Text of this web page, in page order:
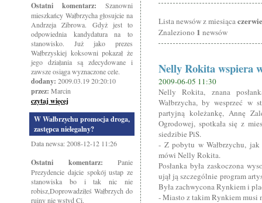
Ostatni komentarz: Szanowni
mieszkańcy Wałbrzycha głosujcie na
Andrzeja Zibrowa. Gdyż jest to
odpowiednia kandydatura na to
stanowisko. Już jako prezes
Wałbrzyskiej koksowni pokazał że
jego działania są zdecydowane i
zawsze osiąga wyznaczone cele.
dodany: 2009.03.19 20:20:10
przez: Marcin
czytaj więcej
W Wałbrzychu promocja droga,
zastępca nielegalny?
Data newsa: 2008-12-12 11:26
Ostatni komentarz: Panie
Prezydencie dajcie spokój ustap ze
stanowiska bo i tak nic nie
robisz,Doprowadziłeś Wałbrzych do
ruiny nie wstyd Ci.
Lista newsów z miesiąca
Znaleziono 1 newsów
Nelly Rokita wspiera
2009-06-05 11:30
Nelly Rokita, znana
Wałbrzycha, by wesprzeć w
partyjną koleżankę, Annę
Ogrodowej, spotkała się z
siedzibie PiS.
- Z pobytu w Wałbrzychu, jak
mówi Nelly Rokita.
Posłanka była zaskoczona
ujął ją szczególnie program
Była zachwycona Rynkiem i
- Miasto z takim Rynkiem musi